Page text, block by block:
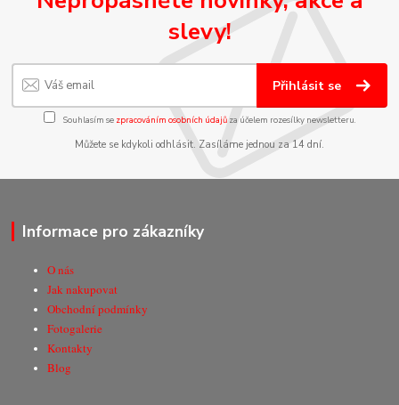
slevy!
Přihlásit se
Souhlasím se zpracováním osobních údajůza účelem rozesílky newsletteru.
Můžete se kdykoli odhlásit. Zasíláme jednou za 14 dní.
Informace pro zákazníky
O nás
Jak nakupovat
Obchodní podmínky
Fotogalerie
Kontakty
Blog